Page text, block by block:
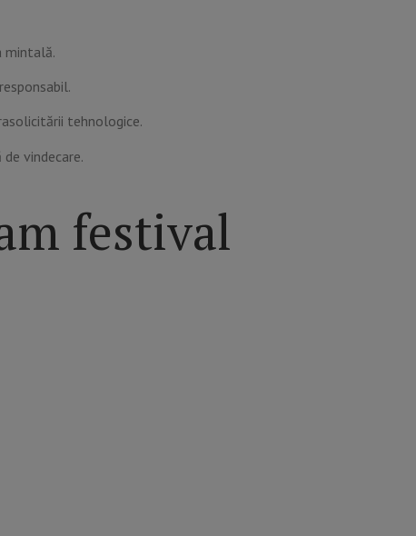
mintală.
tehnologice.
vindecare.
festival